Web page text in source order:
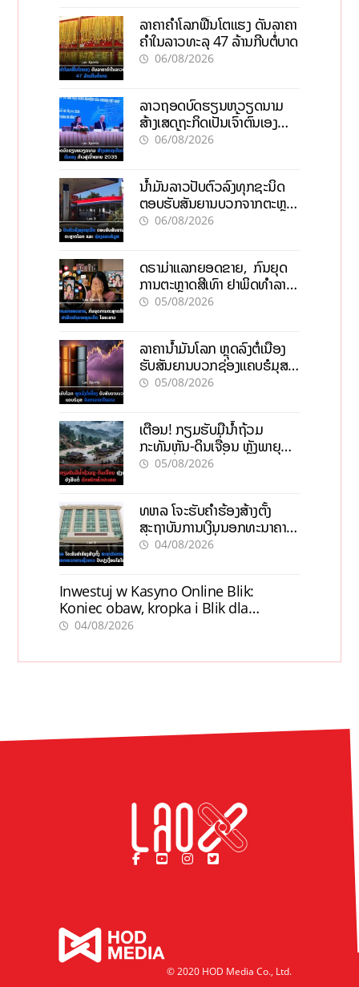
ລາຄາຄຳໂລກຟື້ນໂຕແຮງ ດັນລາຄາ
ຄຳໃນລາວທະລຸ 47 ລ້ານກີບຕໍ່ບາດ
06/08/2026
ລາວຖອດບົດຮຽນຫວຽດນາມ
ສ້າງເສດຖະກິດເປັນເຈົ້າຕົນເອງ
ກ້າວສູ່ເປົ້າໝາຍ 2035
06/08/2026
ນໍ້າມັນລາວປັບຕົວລົງທຸກຊະນິດ
ຕອບຮັບສັນຍານບວກຈາກຕະຫຼາດ
ໂລກ ແລະ ຊ່ອງແຄບຮໍມູສ
06/08/2026
ດຣາມ່າແລກຍອດຂາຍ, ກົນຍຸດ
ການຕະຫຼາດສີເທົາ ຢາພິດທຳລາຍ
ທຸລະກິດ ໄລຍະຍາວ
05/08/2026
ລາຄານ້ຳມັນໂລກ ຫຼຸດລົງຕໍ່ເນື່ອງ
ຮັບສັນຍານບວກຊ່ອງແຄບຮໍມຸສ
ຈັບຕາລາຄາໃນລາວ
05/08/2026
ເຕືອນ! ກຽມຮັບມືນໍ້າຖ້ວມ
ກະທັນຫັນ-ດິນເຈື່ອນ ຫຼັງພາຍຸຝົນ
ຍັງສືບຕໍ່ຕົກໜັກທົ່ວປະເທດ
05/08/2026
ທຫລ ໂຈະຮັບຄຳຮ້ອງສ້າງຕັ້ງ
ສະຖາບັນການເງິນນອກທະນາຄານ
ຊົ່ວຄາວ ປັບປຸງເງື່ອນໄຂໃໝ່
04/08/2026
Inwestuj w Kasyno Online Blik:
Koniec obaw, kropka i Blik dla
pewności
04/08/2026
© 2020 HOD Media Co., Ltd.